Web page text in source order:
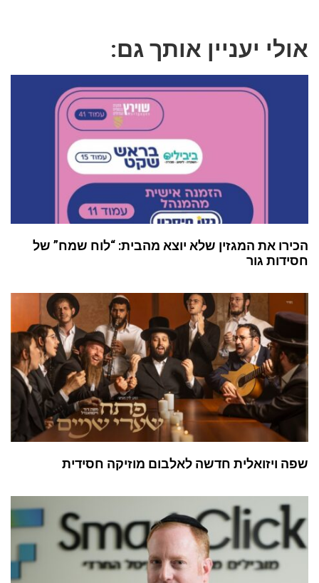
אולי יעניין אותך גם:
הכירו את המגזין שלא יוצא מהבית: “לוח שמח” של
חסידות גור
שפה ויזואלית חדשה לאלבום מוזיקה חסידית